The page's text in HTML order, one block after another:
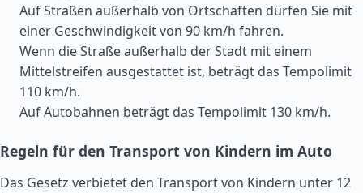
Auf Straßen außerhalb von Ortschaften dürfen Sie mit
einer Geschwindigkeit von 90 km/h fahren.
Wenn die Straße außerhalb der Stadt mit einem
Mittelstreifen ausgestattet ist, beträgt das Tempolimit
110 km/h.
Auf Autobahnen beträgt das Tempolimit 130 km/h.
Regeln für den Transport von Kindern im Auto
Das Gesetz verbietet den Transport von Kindern unter 12